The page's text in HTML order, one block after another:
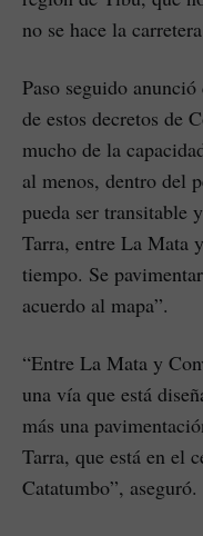
no se hace la
Paso seguido
de estos decretos de
mucho de la
al menos, dentro del
pueda ser transitable
Tarra, entre La Mata
tiempo. Se
acuerdo al mapa”.
“Entre La Mata y
una vía que está
más una
Tarra, que está en el
Catatumbo”, aseguró.